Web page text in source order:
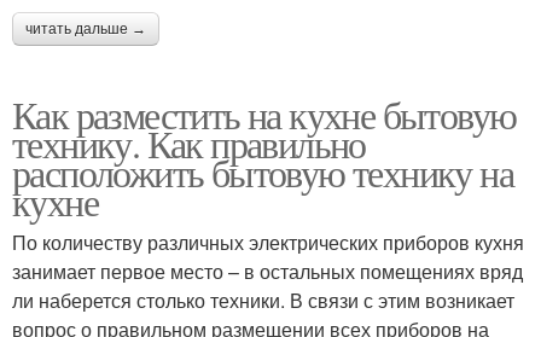
читать дальше →
Как разместить на кухне бытовую
технику. Как правильно
расположить бытовую технику на
кухне
По количеству различных электрических приборов кухня
занимает первое место – в остальных помещениях вряд
ли наберется столько техники. В связи с этим возникает
вопрос о правильном размещении всех приборов на